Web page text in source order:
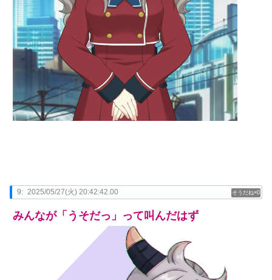
0
9: 2025/05/27(火) 20:42:42.00
みんなが「うそだっ」って叫んだはず